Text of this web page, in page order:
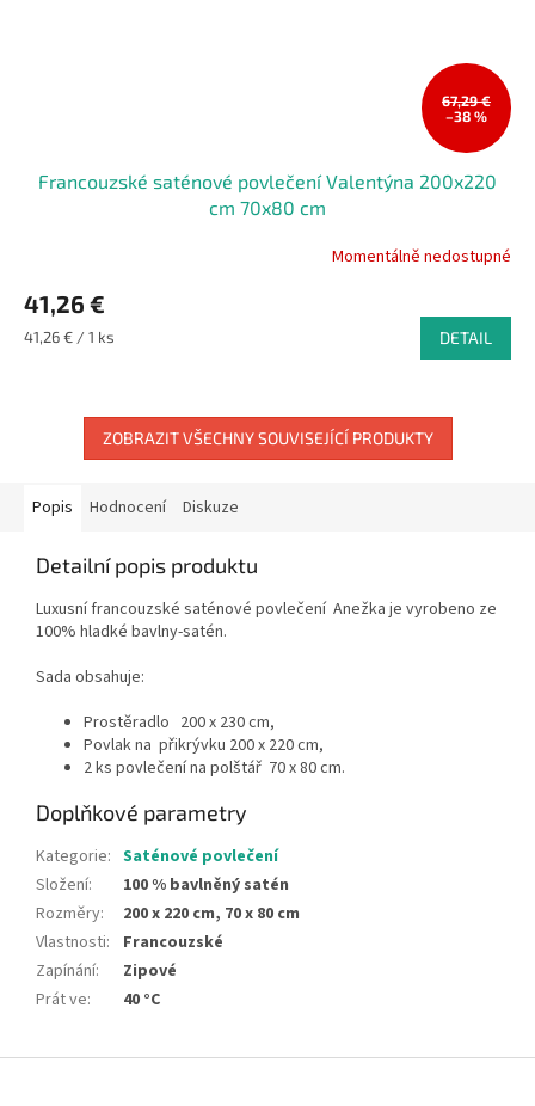
67,29 €
–38 %
Francouzské saténové povlečení Valentýna 200x220
cm 70x80 cm
Momentálně nedostupné
41,26 €
Měrná
41,26 € / 1 ks DETAIL
ZOBRAZIT VŠECHNY SOUVISEJÍCÍ PRODUKTY
Popis Hodnocení Diskuze
Detailní popis produktu
Luxusní francouzské saténové povlečení Anežka je vyrobeno ze
100% hladké bavlny-satén.
Sada obsahuje:
Prostěradlo 200 x 230 cm,
Povlak na přikrývku 200 x 220 cm,
2 ks povlečení na polštář 70 x 80 cm.
Doplňkové parametry
Kategorie: Saténové povlečení
Složení:
100 % bavlněný satén
Rozměry:
200 x 220 cm, 70 x 80 cm
Vlastnosti:
Francouzské
Zapínání:
Zipové
Prát ve: 40 °C